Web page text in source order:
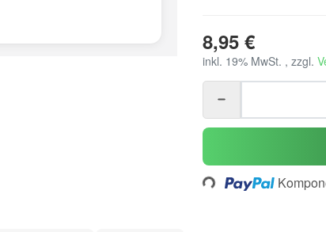
8,95 €
inkl. 19% MwSt. , zzgl.
Loading...